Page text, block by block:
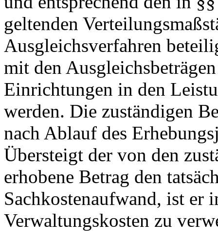
geltenden
Ausgleichsverfahren
mit den
Einrichtungen in den
werden. Die zuständigen
nach Ablauf des
Übersteigt der von den
erhobene Betrag den
Sachkostenaufwand, ist er
Verwaltungskosten zu